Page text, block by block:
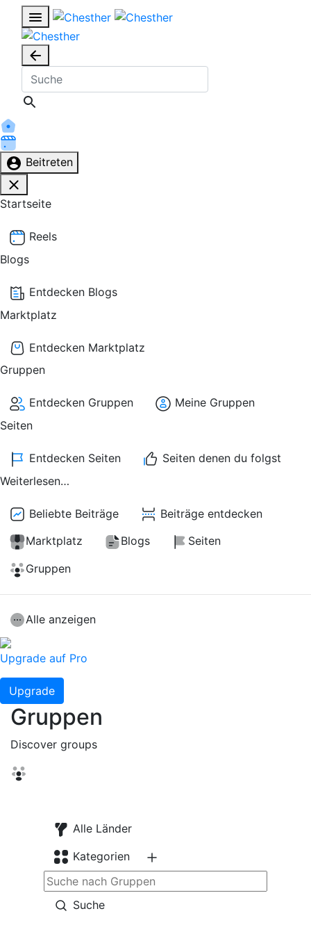
Beitreten
Startseite
Reels
Blogs
Entdecken Blogs
Marktplatz
Entdecken Marktplatz
Gruppen
Entdecken Gruppen
Meine Gruppen
Seiten
Entdecken Seiten
Seiten denen du folgst
Weiterlesen…
Beliebte Beiträge
Beiträge entdecken
Marktplatz
Blogs
Seiten
Gruppen
Alle anzeigen
Upgrade auf Pro
Upgrade
Gruppen
Discover groups
Alle Länder
Kategorien
Suche